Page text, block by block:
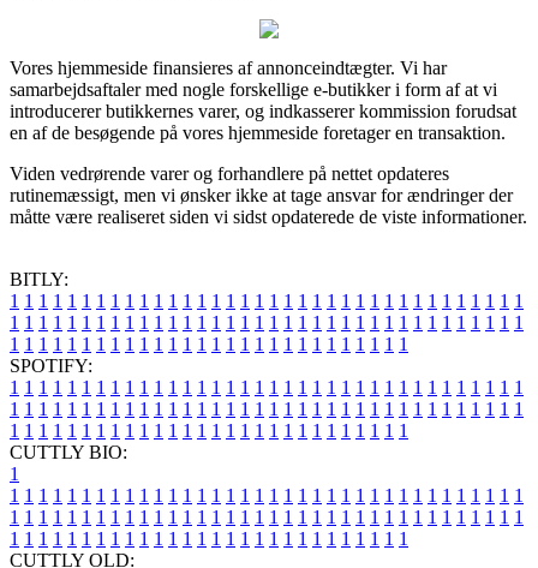
Vores hjemmeside finansieres af annonceindtægter. Vi har
samarbejdsaftaler med nogle forskellige e-butikker i form af at vi
introducerer butikkernes varer, og indkasserer kommission forudsat
en af de besøgende på vores hjemmeside foretager en transaktion.
Viden vedrørende varer og forhandlere på nettet opdateres
rutinemæssigt, men vi ønsker ikke at tage ansvar for ændringer der
måtte være realiseret siden vi sidst opdaterede de viste informationer.
BITLY:
1 1 1 1 1 1 1 1 1 1 1 1 1 1 1 1 1 1 1 1 1 1 1 1 1 1 1 1 1 1 1 1 1 1 1 1
1 1 1 1 1 1 1 1 1 1 1 1 1 1 1 1 1 1 1 1 1 1 1 1 1 1 1 1 1 1 1 1 1 1 1 1
1 1 1 1 1 1 1 1 1 1 1 1 1 1 1 1 1 1 1 1 1 1 1 1 1 1 1 1
SPOTIFY:
1 1 1 1 1 1 1 1 1 1 1 1 1 1 1 1 1 1 1 1 1 1 1 1 1 1 1 1 1 1 1 1 1 1 1 1
1 1 1 1 1 1 1 1 1 1 1 1 1 1 1 1 1 1 1 1 1 1 1 1 1 1 1 1 1 1 1 1 1 1 1 1
1 1 1 1 1 1 1 1 1 1 1 1 1 1 1 1 1 1 1 1 1 1 1 1 1 1 1 1
CUTTLY BIO:
1
1 1 1 1 1 1 1 1 1 1 1 1 1 1 1 1 1 1 1 1 1 1 1 1 1 1 1 1 1 1 1 1 1 1 1 1
1 1 1 1 1 1 1 1 1 1 1 1 1 1 1 1 1 1 1 1 1 1 1 1 1 1 1 1 1 1 1 1 1 1 1 1
1 1 1 1 1 1 1 1 1 1 1 1 1 1 1 1 1 1 1 1 1 1 1 1 1 1 1 1
CUTTLY OLD: